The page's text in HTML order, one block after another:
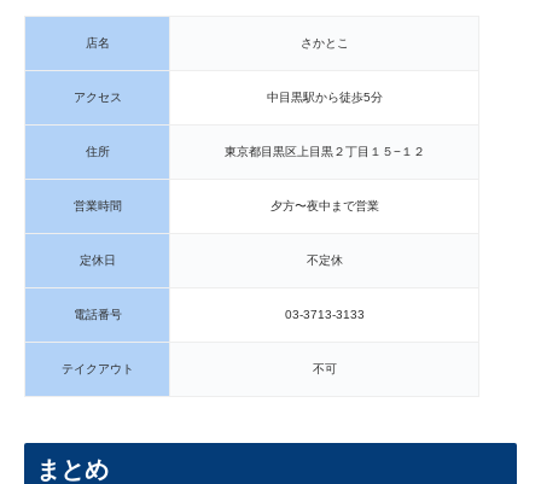
店名 さかとこ
アクセス 中目黒駅から徒歩5分
住所 東京都目黒区上目黒２丁目１５−１２
営業時間 夕方〜夜中まで営業
定休日 不定休
電話番号 03-3713-3133
テイクアウト 不可
まとめ